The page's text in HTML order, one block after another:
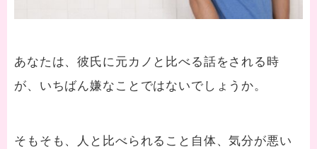
あなたは、彼氏に元カノと比べる話をされる時
が、いちばん嫌なことではないでしょうか。
そもそも、人と比べられること自体、気分が悪い